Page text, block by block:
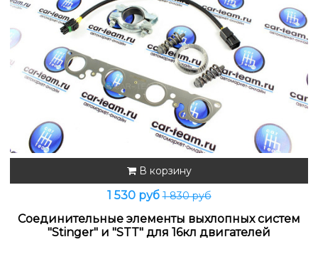
В корзину
1 530 руб1 830 руб
Соединительные элементы выхлопных систем
"Stinger" и "STT" для 16кл двигателей